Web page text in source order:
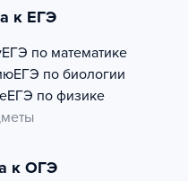
к ЕГЭ
ЕГЭ по математике
ЕГЭ по биологии
ЕГЭ по физике
к ОГЭ